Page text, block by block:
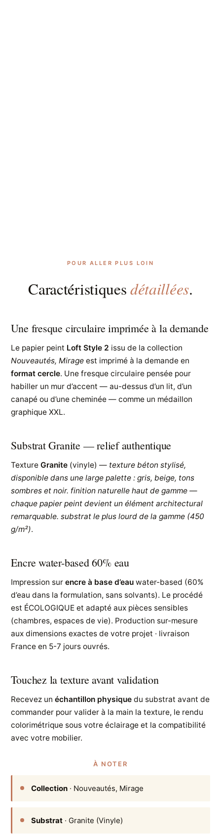
POUR ALLER PLUS LOIN
Caractéristiquesdétaillées.
Une fresque circulaire imprimée à la demande
Le papier peint Loft Style 2 issu de la collection
Nouveautés, Mirage est imprimé à la demande en
format cercle. Une fresque circulaire pensée pour
habiller un mur d’accent — au-dessus d’un lit, d’un
canapé ou d’une cheminée — comme un médaillon
graphique XXL.
Substrat Granite — relief authentique
TextureGranite (vinyle) — texture béton stylisé,
disponible dans une large palette : gris, beige, tons
sombres et noir. finition naturelle haut de gamme —
chaque papier peint devient un élément architectural
remarquable. substrat le plus lourd de la gamme (450
g/m²).
Encre water-based 60% eau
Impression surencre à base d’eau water-based (60%
d’eau dans la formulation, sans solvants). Le procédé
est ÉCOLOGIQUE et adapté aux pièces sensibles
(chambres, espaces de vie). Production sur-mesure
aux dimensions exactes de votre projet · livraison
France en 5-7 jours ouvrés.
Touchez la texture avant validation
Recevez unéchantillon physique du substrat avant de
commander pour valider à la main la texture, le rendu
colorimétrique sous votre éclairage et la compatibilité
avec votre mobilier.
À NOTER
Collection · Nouveautés, Mirage
Substrat · Granite (Vinyle)